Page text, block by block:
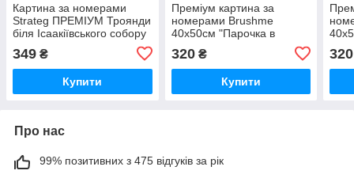
Картина за номерами
Strateg ПРЕМІУМ Троянди
біля Ісаакіївського собору
з лаком розміром 40х50
см (GS1241)
349 ₴
Купити
Преміум картина за
номерами Brushme
40x50см "Парочка в
320₴
Купити
320
Про нас
99% позитивних з 475 відгуків за рік